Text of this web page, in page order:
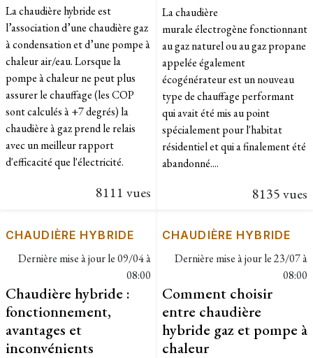
​La chaudière hybride est
l’association d’une chaudière gaz
à condensation et d’une pompe à
chaleur air/eau. Lorsque la
pompe à chaleur ne peut plus
assurer le chauffage (les COP
sont calculés à +7 degrés) la
chaudière à gaz prend le relais
avec un meilleur rapport
d'efficacité que l'électricité.
8111 vues
La chaudière
murale électrogène fonctionnant
au gaz naturel ou au gaz propane
appelée également
écogénérateur est un nouveau
type de chauffage performant
qui avait été mis au point
spécialement pour l'habitat
résidentiel et qui a finalement été
abandonné....
8135 vues
CHAUDIÈRE HYBRIDE
Dernière mise à jour le09/04 à
08:00
Chaudière hybride :
fonctionnement,
avantages et
inconvénients
CHAUDIÈRE HYBRIDE
Dernière mise à jour le23/07 à
08:00
Comment choisir
entre chaudière
hybride gaz et pompe à
chaleur